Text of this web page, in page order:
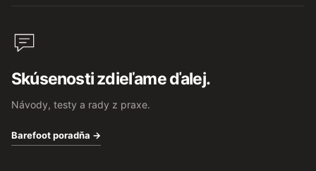
Skúsenosti zdieľame ďalej.
Návody, testy a rady z praxe.
Barefoot poradňa →